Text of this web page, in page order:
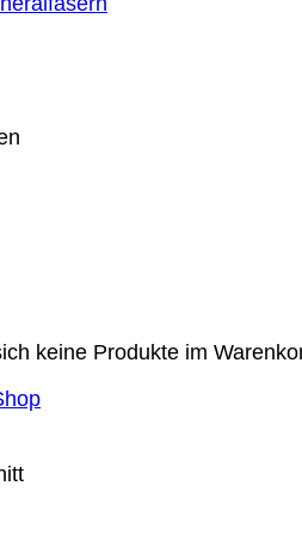
keine Produkte im